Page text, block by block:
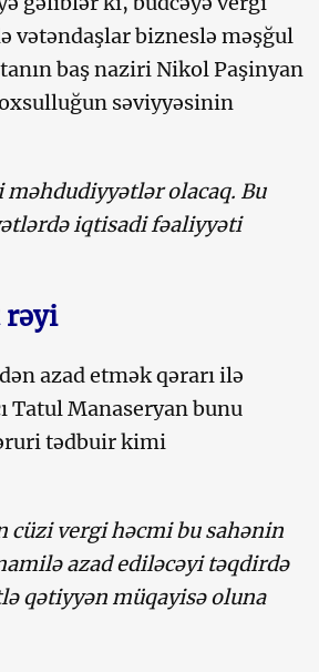
vətəndaşlar bizneslə məşğul
baş naziri Nikol Paşinyan
səviyyəsinin
məhdudiyyətlər olacaq. Bu
iqtisadi fəaliyyəti
rəyi
azad etmək qərarı ilə
Tatul Manaseryan bunu
tədbuir kimi
cüzi vergi həcmi bu sahənin
azad ediləcəyi təqdirdə
qətiyyən müqayisə oluna